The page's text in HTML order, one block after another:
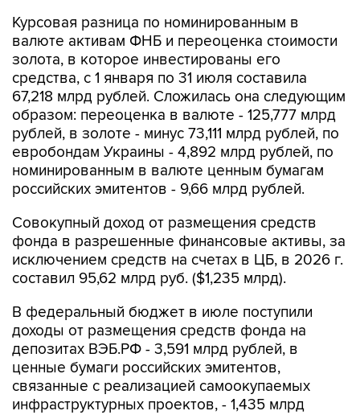
золота, в которое инвестированы его
средства, с 1 января по 31 июля составила
67,218 млрд рублей. Сложилась она следующим
образом: переоценка в валюте - 125,777 млрд
рублей, в золоте - минус 73,111 млрд рублей, по
евробондам Украины - 4,892 млрд рублей, по
номинированным в валюте ценным бумагам
российских эмитентов - 9,66 млрд рублей.
Совокупный доход от размещения средств
исключением средств на счетах в ЦБ, в 2026 г.
составил 95,62 млрд руб. ($1,235 млрд).
В федеральный бюджет в июле поступили
депозитах ВЭБ.РФ - 3,591 млрд рублей, в
ценные бумаги российских эмитентов,
связанные с реализацией самоокупаемых
инфраструктурных проектов, - 1,435 млрд
рублей, в облигации "НЛК-Финанс" - 166,8 млн
рублей, в ценные бумаги иных российских